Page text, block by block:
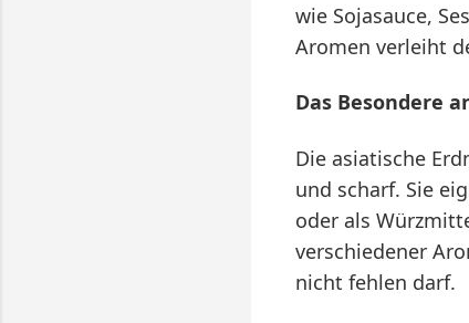
wie Sojasauce,
Aromen verleiht
Das Besondere
Die asiatische
und scharf. Sie
oder als
verschiedener
nicht fehlen darf.